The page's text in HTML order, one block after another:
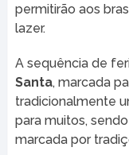
permitirão aos
lazer.
A sequência de
Santa, marcada
tradicionalmente
para muitos,
marcada por